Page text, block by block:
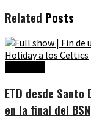
Related Posts
ETD desde
en la final del BSN